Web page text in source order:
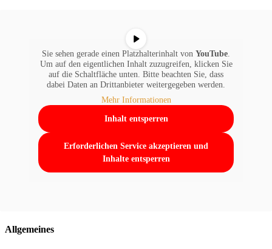
Sie sehen gerade einen Platzhalterinhalt von YouTube
Um auf den eigentlichen Inhalt zuzugreifen, klicken Sie
auf die Schaltfläche unten. Bitte beachten Sie, dass
dabei Daten an Drittanbieter weitergegeben werden.
Mehr Informationen
Inhalt entsperren
Erforderlichen Service akzeptieren und
Inhalte entsperren
Allgemeines